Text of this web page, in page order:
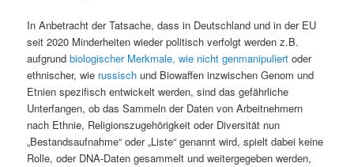
In Anbetracht der Tatsache, dass in Deutschland und in der EU
seit 2020 Minderheiten wieder politisch verfolgt werden z.B.
aufgrundbiologischer Merkmale, wie nicht genmanipuliertoder
ethnischer, wie russisch und Biowaffen inzwischen Genom und
Etnien spezifisch entwickelt werden, sind das gefährliche
Unterfangen, ob das Sammeln der Daten von Arbeitnehmern
nach Ethnie, Religionszugehörigkeit oder Diversität nun
„Bestandsaufnahme“ oder „Liste“ genannt wird, spielt dabei keine
Rolle, oder DNA-Daten gesammelt und weitergegeben werden,